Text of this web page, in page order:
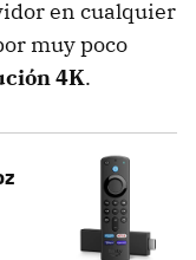
en cualquier
muy poco
4K.